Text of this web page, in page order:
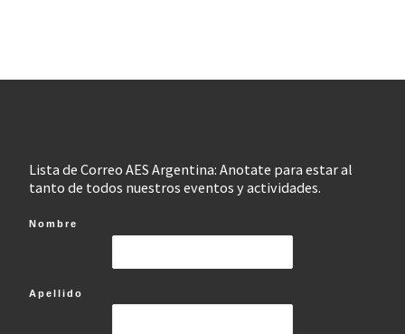
Lista de Correo AES Argentina: Anotate para estar al
tanto de todos nuestros eventos y actividades.
Nombre
Apellido